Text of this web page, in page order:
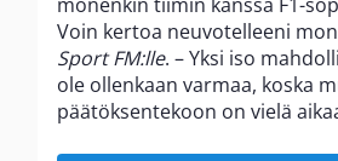
Voin kertoa neuvotelleeni
Sport FM:lle. – Yksi iso
ole ollenkaan varmaa, koska
päätöksentekoon on vielä